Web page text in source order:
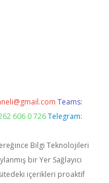
Teams:
606 0 726 Telegram:
Bilgi Teknolojileri
bir Yer Sağlayıcı
içerikleri proaktif